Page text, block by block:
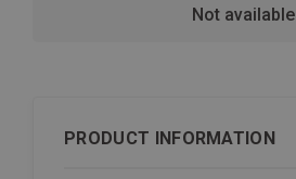
Not available
PRODUCT INFORMATION